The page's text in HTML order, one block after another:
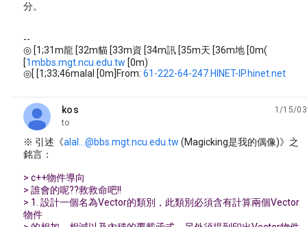
分。
--
◎ [1;31m龍 [32m貓 [33m資 [34m訊 [35m天 [36m地 [0m(
[1mbbs.mgt.ncu.edu.tw [0m)
◎[ [1;33;46malal [0m]From: 61-222-64-247.HINET-IP.hinet.net
kos
unread,
1/15/03
to
※ 引述《alal...@bbs.mgt.ncu.edu.tw (Magicking是我的偶像)》之
銘言：
> c++物件導向
> 誰會的呢??救救命吧!!
> 1. 設計一個名為Vector的類別，此類別必須含有計算兩個Vector
物件